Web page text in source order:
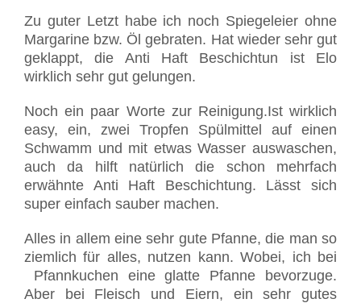
Zu guter Letzt habe ich noch Spiegeleier ohne
Margarine bzw. Öl gebraten. Hat wieder sehr gut
geklappt, die Anti Haft Beschichtun ist Elo
wirklich sehr gut gelungen.
Noch ein paar Worte zur Reinigung.Ist wirklich
easy, ein, zwei Tropfen Spülmittel auf einen
Schwamm und mit etwas Wasser auswaschen,
auch da hilft natürlich die schon mehrfach
erwähnte Anti Haft Beschichtung. Lässt sich
super einfach sauber machen.
Alles in allem eine sehr gute Pfanne, die man so
ziemlich für alles, nutzen kann. Wobei, ich bei
Pfannkuchen eine glatte Pfanne bevorzuge.
Aber bei Fleisch und Eiern, ein sehr gutes